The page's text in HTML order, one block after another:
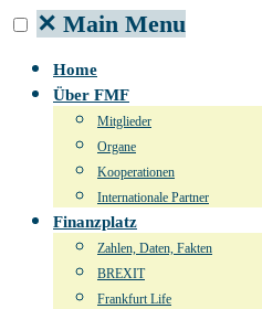
✕ Main Menu
Home
Über FMF
Mitglieder
Organe
Kooperationen
Internationale Partner
Finanzplatz
Zahlen, Daten, Fakten
BREXIT
Frankfurt Life